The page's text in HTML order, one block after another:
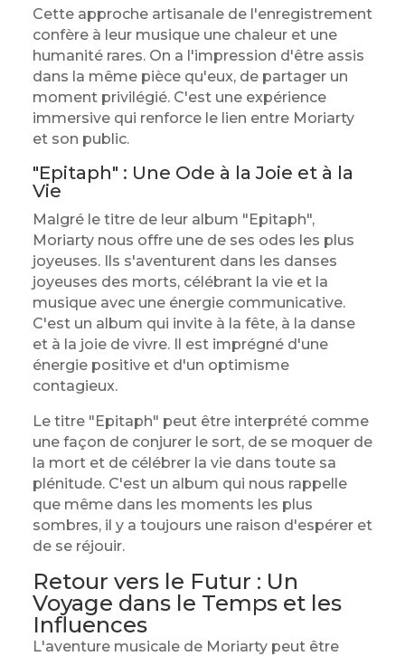
Cette approche artisanale de l'enregistrement
confère à leur musique une chaleur et une
humanité rares. On a l'impression d'être assis
dans la même pièce qu'eux, de partager un
moment privilégié. C'est une expérience
immersive qui renforce le lien entre Moriarty
et son public.
"Epitaph" : Une Ode à la Joie et à la
Vie
Malgré le titre de leur album "Epitaph",
Moriarty nous offre une de ses odes les plus
joyeuses. Ils s'aventurent dans les danses
joyeuses des morts, célébrant la vie et la
musique avec une énergie communicative.
C'est un album qui invite à la fête, à la danse
et à la joie de vivre. Il est imprégné d'une
énergie positive et d'un optimisme
contagieux.
Le titre "Epitaph" peut être interprété comme
une façon de conjurer le sort, de se moquer de
la mort et de célébrer la vie dans toute sa
plénitude. C'est un album qui nous rappelle
que même dans les moments les plus
sombres, il y a toujours une raison d'espérer et
de se réjouir.
Retour vers le Futur : Un
Voyage dans le Temps et les
Influences
L'aventure musicale de Moriarty peut être